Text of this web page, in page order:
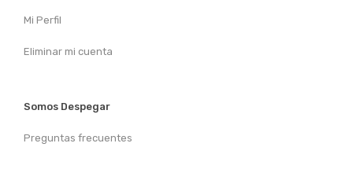
Mi Perfil
Eliminar mi cuenta
Somos Despegar
Preguntas frecuentes